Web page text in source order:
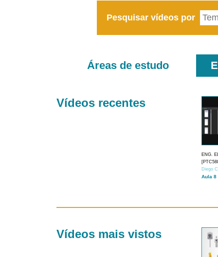
Pesquisar vídeos por
Áreas de estudo
Vídeos recentes
ENG.
Diego
Aula 8
Vídeos mais vistos